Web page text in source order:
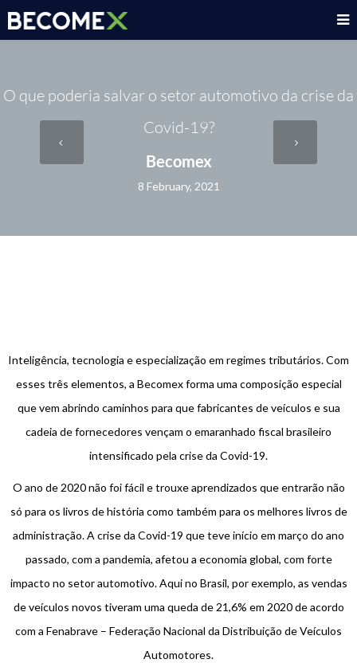
O que poderia salvar o setor automotivo da crise da
Covid-19?
Becomex
8 February, 2021
Inteligência, tecnologia e especialização em regimes tributários. Com
esses três elementos, a Becomex forma uma composição especial
que vem abrindo caminhos para que fabricantes de veículos e sua
cadeia de fornecedores vençam o emaranhado fiscal brasileiro
intensificado pela crise da Covid-19.
O ano de 2020 não foi fácil e trouxe aprendizados que entrarão não
só para os livros de história como também para os melhores livros de
administração. A crise da Covid-19 que teve início em março do ano
passado, com a pandemia, afetou a economia global, com forte
impacto no setor automotivo. Aqui no Brasil, por exemplo, as vendas
de veículos novos tiveram uma queda de 21,6% em 2020 de acordo
com a Fenabrave – Federação Nacional da Distribuição de Veículos
Automotores.